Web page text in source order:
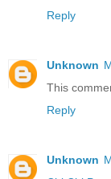
Reply
Unknown
This
Reply
Unknown